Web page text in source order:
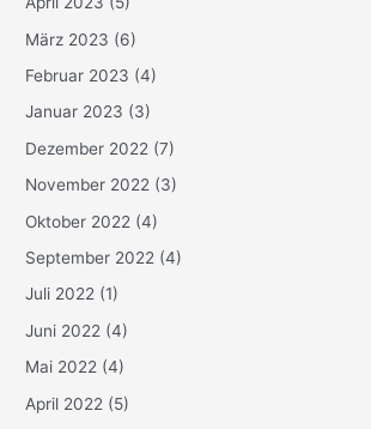
März 2023 (6)
Februar 2023 (4)
Januar 2023 (3)
Dezember 2022 (7)
November 2022 (3)
Oktober 2022 (4)
September 2022 (4)
Juli 2022 (1)
Juni 2022 (4)
Mai 2022 (4)
April 2022 (5)